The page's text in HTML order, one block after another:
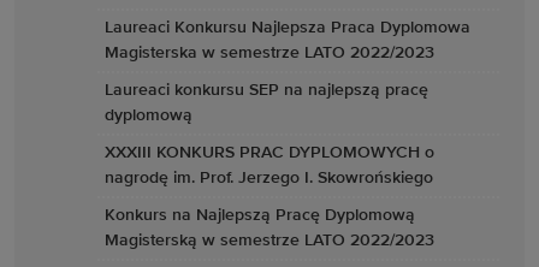
Laureaci Konkursu Najlepsza Praca Dyplomowa
Magisterska w semestrze LATO 2022/2023
Laureaci konkursu SEP na najlepszą pracę
dyplomową
XXXIII KONKURS PRAC DYPLOMOWYCH o
nagrodę im. Prof. Jerzego I. Skowrońskiego
Konkurs na Najlepszą Pracę Dyplomową
Magisterską w semestrze LATO 2022/2023